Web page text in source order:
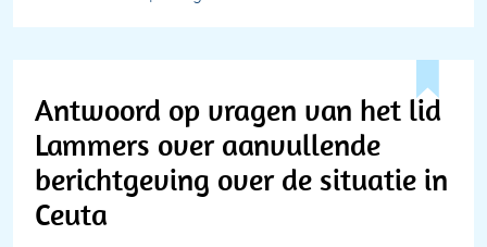
Antwoord op vragen van het lid
Lammers over aanvullende
berichtgeving over de situatie in
Ceuta